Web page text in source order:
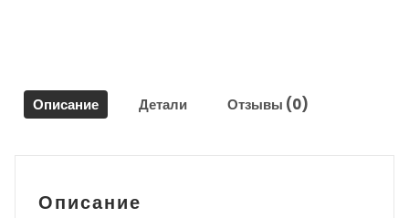
Икс
56
2004
Описание Детали Отзывы (0)
Описание